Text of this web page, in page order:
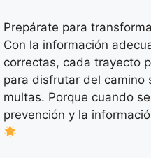
Prepárate para
Con la información
correctas, cada trayecto
para disfrutar del camino
multas. Porque cuando
prevención y la